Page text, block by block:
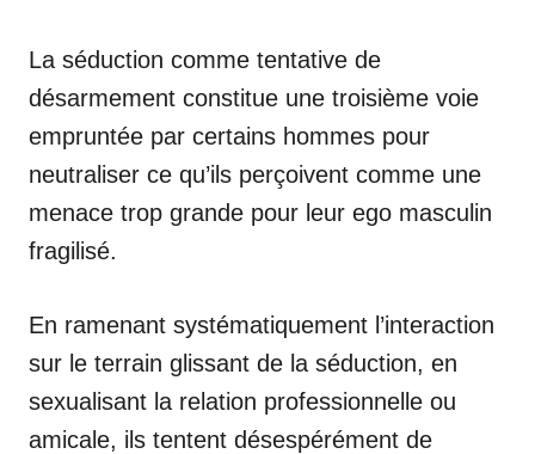
La séduction comme tentative de
désarmement constitue une troisième voie
empruntée par certains hommes pour
neutraliser ce qu’ils perçoivent comme une
menace trop grande pour leur ego masculin
fragilisé.
En ramenant systématiquement l’interaction
sur le terrain glissant de la séduction, en
sexualisant la relation professionnelle ou
amicale, ils tentent désespérément de